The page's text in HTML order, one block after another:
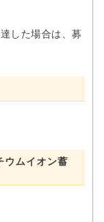
した場合は、募
ウムイオン蓄